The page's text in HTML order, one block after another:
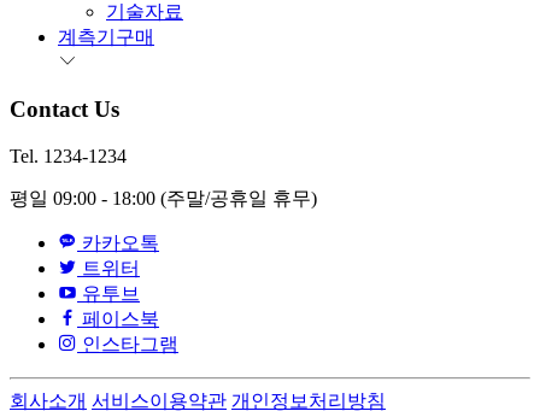
기술자료
계측기구매
Contact Us
Tel. 1234-1234
평일 09:00 - 18:00 (주말/공휴일 휴무)
카카오톡
트위터
유투브
페이스북
인스타그램
회사소개 서비스이용약관 개인정보처리방침